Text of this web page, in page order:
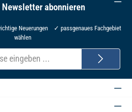
abonnieren
Neuerungen ✓ passgenaues Fachgebiet
wählen
E-
Mail-
Adresse*